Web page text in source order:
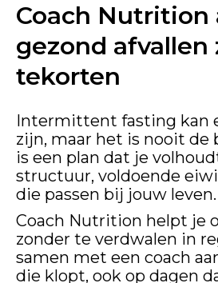
Coach Nutrition
gezond afvallen
tekorten
Intermittent fasting kan
zijn, maar het is nooit de
is een plan dat je
structuur, voldoende
die passen bij jouw leven.
Coach Nutrition helpt je
zonder te verdwalen in
samen met een coach
die klopt, ook op dagen